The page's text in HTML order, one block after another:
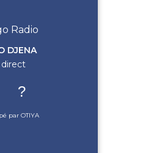
DJENA
direct
?
par OTIYA